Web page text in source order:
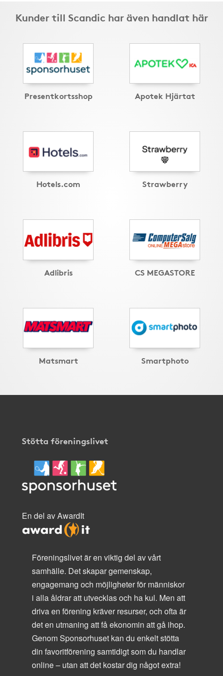
Kunder till Scandic har även handlat här
Presentkortsshop Apotek Hjärtat
Hotels.com Strawberry
Adlibris CS MEGASTORE
Matsmart Smartphoto
Stötta föreningslivet
En del av AwardIt
Föreningslivet är en viktig del av vårt
samhälle. Det skapar gemenskap,
engagemang och möjligheter för människor
i alla åldrar att utvecklas och ha kul. Men att
driva en förening kräver resurser, och ofta är
det en utmaning att få ekonomin att gå ihop.
Genom Sponsorhuset kan du enkelt stötta
din favoritförening samtidigt som du handlar
online – utan att det kostar dig något extra!